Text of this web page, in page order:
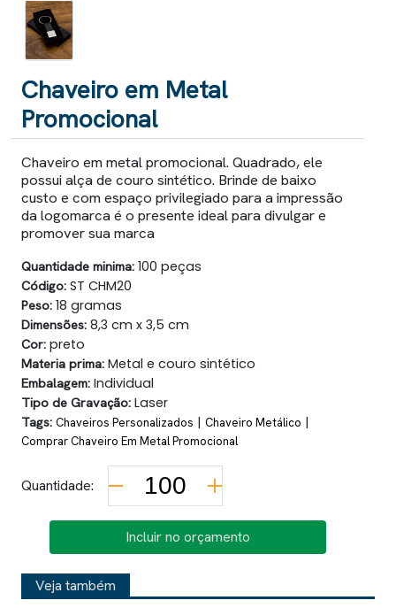
Chaveiro em Metal
Promocional
Chaveiro em metal promocional. Quadrado, ele
possui alça de couro sintético. Brinde de baixo
custo e com espaço privilegiado para a impressão
da logomarca é o presente ideal para divulgar e
promover sua marca
Quantidade minima: 100 peças
Código: ST CHM20
Peso: 18 gramas
Dimensões: 8,3 cm x 3,5 cm
Cor: preto
Materia prima: Metal e couro sintético
Embalagem: Individual
Tipo de Gravação: Laser
Tags: Chaveiros Personalizados | Chaveiro Metálico |
Comprar Chaveiro Em Metal Promocional
Quantidade:
Incluir no orçamento
Veja também